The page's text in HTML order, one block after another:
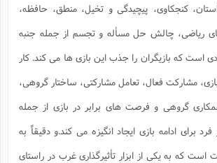
کنجکاوی، پیچیدگی و تخیل، منطق، حافظه،
ریاضی، چالش حل مسأله و تجسم از جمله جنبه
است که بازیگران را جذب این بازی ها می کند. کار
مشارکت فعال، تعامل مشارکتی، ساختار گروهی،
گروهی و فرصت های برابر در بازی از جمله
برای ادامه بازی ایجاد انگیزه می کند.و دقیقاً به
که به یکی از ابزار تأثیرگذاری غرب در راستای